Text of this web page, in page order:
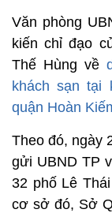
Văn phòng
kiến chỉ đạo
Thế Hùng về
khách sạn tại
quận Hoàn
Theo đó, ngày
gửi UBND TP
32 phố Lê
cơ sở đó, Sở